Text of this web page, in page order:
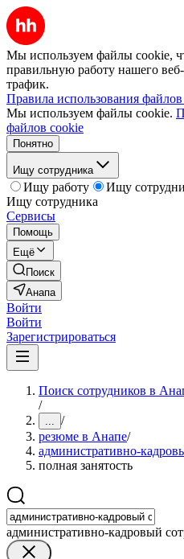
Мы используем файлы cookie,
правильную работу нашего
трафик.
Правила использования
Мы используем файлы cookie.
файлов cookie
Понятно
Ищу сотрудника
Ищу работу
Ищу
Ищу сотрудника
Сервисы
Помощь
Ещё
Поиск
Анапа
Войти
Войти
Зарегистрироваться
Поиск сотрудников в
/
... /
резюме в Анапе/
административно-
полная занятость
административно-кадровый